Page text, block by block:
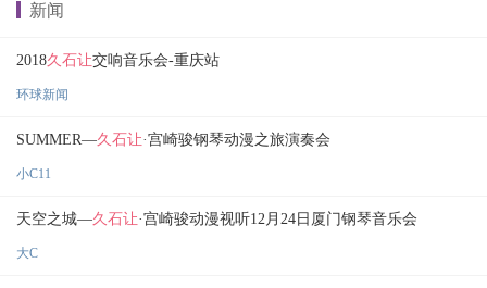
新闻
2018久石让交响音乐会-重庆站
环球新闻
SUMMER—久石让·宫崎骏钢琴动漫之旅演奏会
小C11
天空之城—久石让·宫崎骏动漫视听12月24日厦门钢琴音乐会
大C